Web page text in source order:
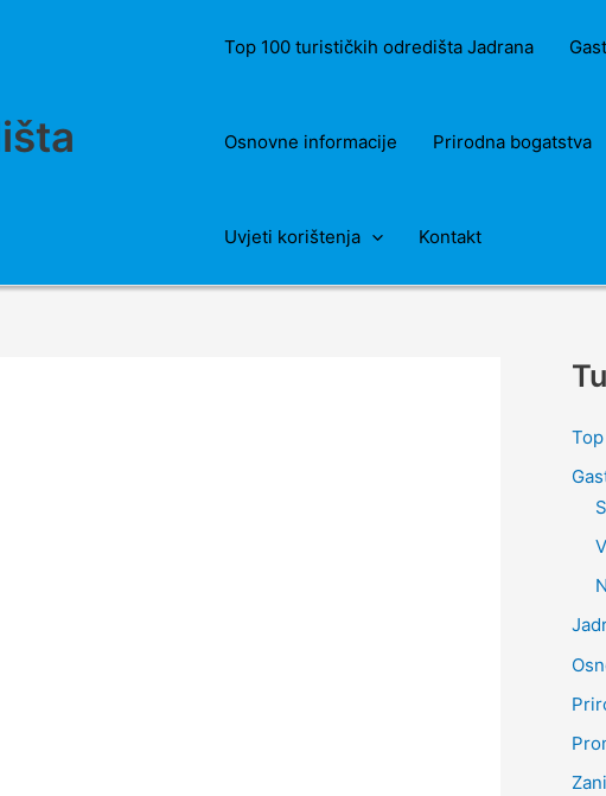
Top 100 turističkih odredišta Jadrana
Osnovne informacije Prirodna bogatstva
Uvjeti korištenja Kontakt